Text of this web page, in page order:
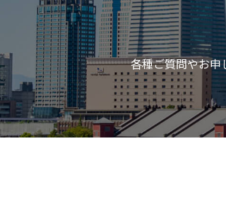
各種ご質問やお申